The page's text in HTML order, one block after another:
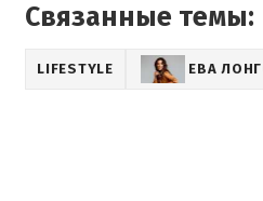
Связанные темы:
LIFESTYLE ЕВА